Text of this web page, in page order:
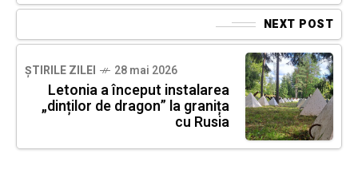
NEXT POST
ȘTIRILE ZILEI 28 mai 2026
Letonia a început instalarea
„dinților de dragon” la granița
cu Rusia